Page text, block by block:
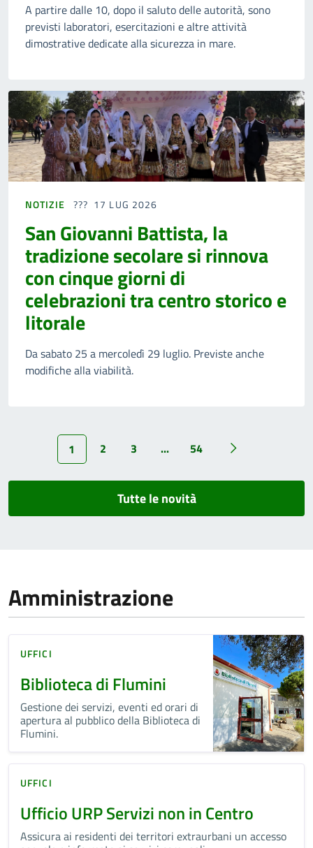
A partire dalle 10, dopo il saluto delle autorità, sono
previsti laboratori, esercitazioni e altre attività
dimostrative dedicate alla sicurezza in mare.
NOTIZIE 17 LUG 2026
San Giovanni Battista, la
tradizione secolare si rinnova
con cinque giorni di
celebrazioni tra centro storico e
litorale
Da sabato 25 a mercoledì 29 luglio. Previste anche
modifiche alla viabilità.
1 2 3 ... 54
Tutte le novità
Amministrazione
UFFICI
Biblioteca di Flumini
Gestione dei servizi, eventi ed orari di
apertura al pubblico della Biblioteca di
Flumini.
UFFICI
Ufficio URP Servizi non in Centro
Assicura ai residenti dei territori extraurbani un accesso